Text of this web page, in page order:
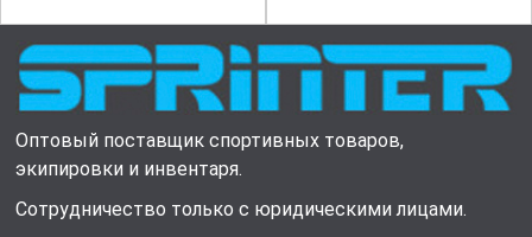
Оптовый поставщик спортивных товаров,
экипировки и инвентаря.
Сотрудничество только с юридическими лицами.